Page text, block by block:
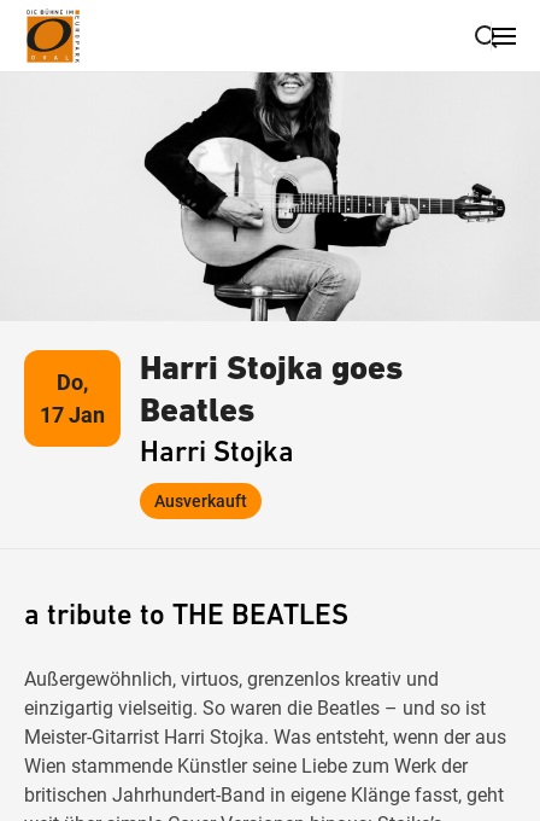
Wegbeschreibung erhalten
Do,
17 Jan
Harri Stojka goes
Beatles
Harri Stojka
Ausverkauft
a tribute to THE BEATLES
Außergewöhnlich, virtuos, grenzenlos kreativ und
einzigartig vielseitig. So waren die Beatles – und so ist
Meister-Gitarrist Harri Stojka. Was entsteht, wenn der aus
Wien stammende Künstler seine Liebe zum Werk der
britischen Jahrhundert-Band in eigene Klänge fasst, geht